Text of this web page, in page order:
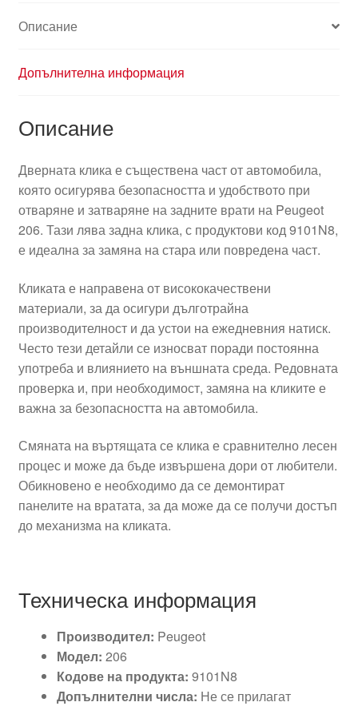
9101N8
Описание
Допълнителна информация
Описание
Дверната клика е съществена част от автомобила,
която осигурява безопасността и удобството при
отваряне и затваряне на задните врати на Peugeot
206. Тази лява задна клика, с продуктови код 9101N8,
е идеална за замяна на стара или повредена част.
Кликата е направена от висококачествени
материали, за да осигури дълготрайна
производителност и да устои на ежедневния натиск.
Често тези детайли се износват поради постоянна
употреба и влиянието на външната среда. Редовната
проверка и, при необходимост, замяна на кликите е
важна за безопасността на автомобила.
Смяната на въртящата се клика е сравнително лесен
процес и може да бъде извършена дори от любители.
Обикновено е необходимо да се демонтират
панелите на вратата, за да може да се получи достъп
до механизма на кликата.
Техническа информация
Производител: Peugeot
Модел: 206
Кодове на продукта: 9101N8
Допълнителни числа: Не се прилагат